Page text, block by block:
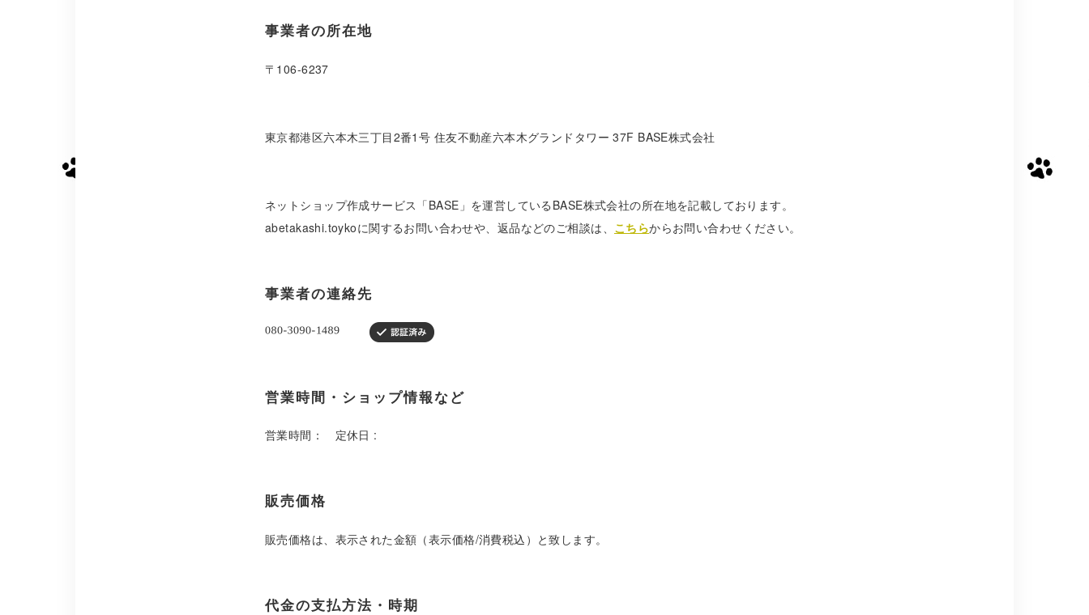
事業者の所在地
〒106-6237
東京都港区六本木三丁目2番1号 住友不動産六本木グランドタワー 37F BASE株式会社
ネットショップ作成サービス「BASE」を運営しているBASE株式会社の所在地を記載しております。
abetakashi.toykoに関するお問い合わせや、返品などのご相談は、 こちらからお問い合わせください。
事業者の連絡先
営業時間・ショップ情報など
営業時間： 定休日 :
販売価格
販売価格は、表示された金額（表示価格/消費税込）と致します。
代金の支払方法・時期